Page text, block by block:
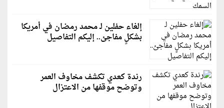
إلغاء حفلين لـ محمد رمضان في أمريكا
بشكلٍ مفاجئ.. إليكم التفاصيل
رندة كعدي تكشف مخاوف العمر
وتوضح موقفها من الاعتزال